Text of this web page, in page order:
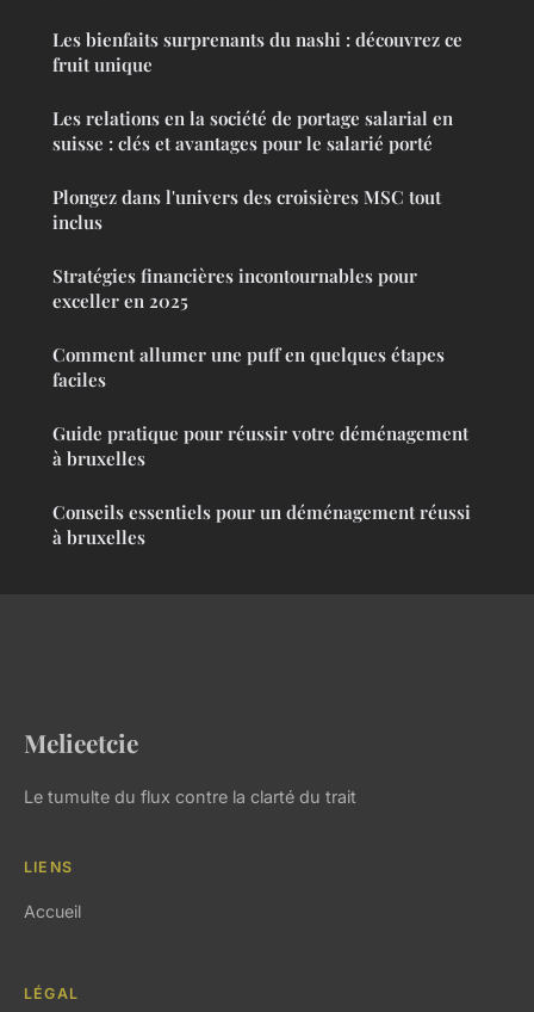
Les bienfaits surprenants du nashi : découvrez ce
fruit unique
Les relations en la société de portage salarial en
suisse : clés et avantages pour le salarié porté
Plongez dans l'univers des croisières MSC tout
inclus
Stratégies financières incontournables pour
exceller en 2025
Comment allumer une puff en quelques étapes
faciles
Guide pratique pour réussir votre déménagement
à bruxelles
Conseils essentiels pour un déménagement réussi
à bruxelles
Melieetcie
Le tumulte du flux contre la clarté du trait
LIENS
Accueil
LÉGAL